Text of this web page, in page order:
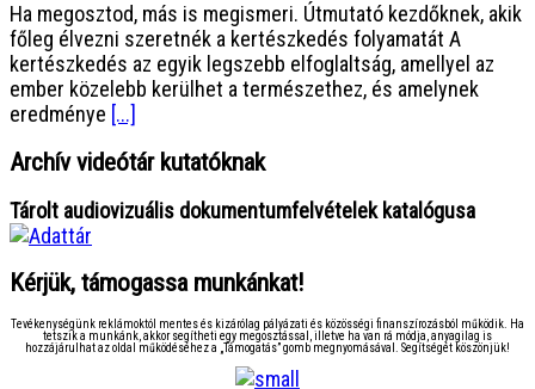
Ha megosztod, más is megismeri. Útmutató kezdőknek, akik
főleg élvezni szeretnék a kertészkedés folyamatát A
kertészkedés az egyik legszebb elfoglaltság, amellyel az
ember közelebb kerülhet a természethez, és amelynek
eredménye [...]
Archív videótár kutatóknak
Tárolt audiovizuális dokumentumfelvételek katalógusa
Kérjük, támogassa munkánkat!
Tevékenységünk reklámoktól mentes és kizárólag pályázati és közösségi finanszírozásból működik. Ha
tetszik a munkánk, akkor segítheti egy megosztással, illetve ha van rá módja, anyagilag is
hozzájárulhat az oldal működéséhez a „Támogatás” gomb megnyomásával. Segítségét köszönjük!